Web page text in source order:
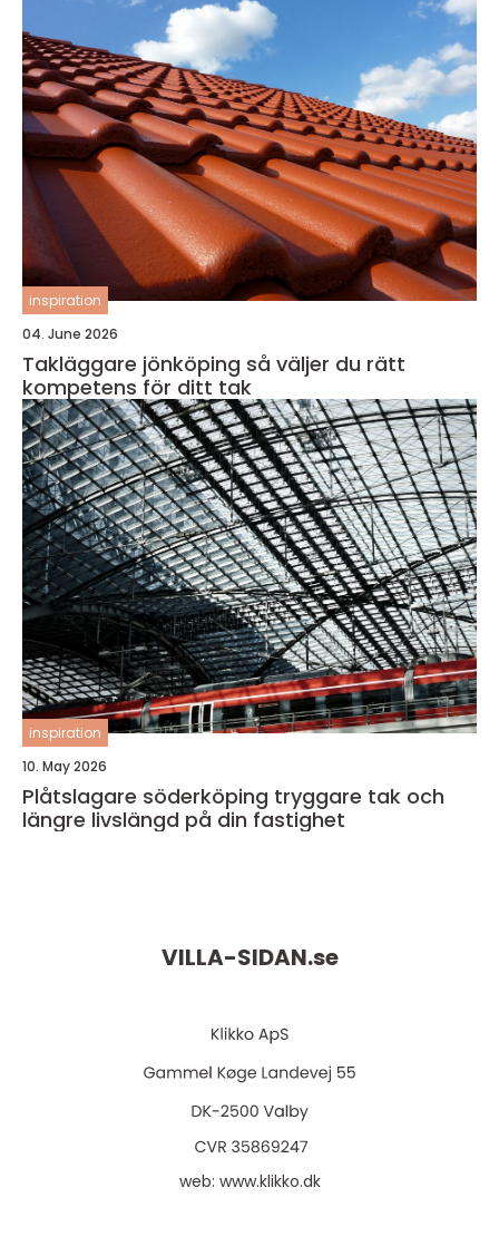
inspiration
04. June 2026
Takläggare jönköping så väljer du rätt
kompetens för ditt tak
inspiration
10. May 2026
Plåtslagare söderköping tryggare tak och
längre livslängd på din fastighet
VILLA-SIDAN.se
web: www.klikko.dk